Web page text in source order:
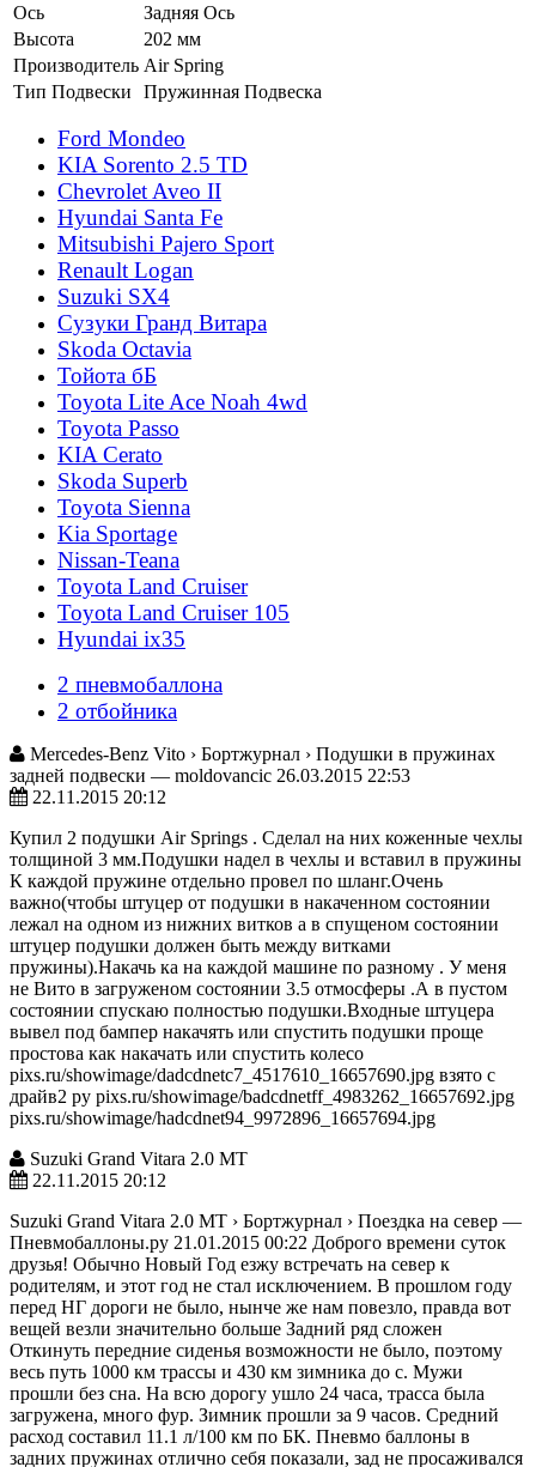
Ось
Задняя Ось
Высота
202 мм
Производитель Air Spring
Тип Подвески
Пружинная Подвеска
Ford Mondeo
KIA Sorento 2.5 TD
Chevrolet Aveo II
Hyundai Santa Fe
Mitsubishi Pajero Sport
Renault Logan
Suzuki SX4
Сузуки Гранд Витара
Skoda Octavia
Тойота бБ
Toyota Lite Ace Noah 4wd
Toyota Passo
KIA Cerato
Skoda Superb
Toyota Sienna
Kia Sportage
Nissan-Teana
Toyota Land Cruiser
Toyota Land Cruiser 105
Hyundai ix35
2 пневмобаллона
2 отбойника
Mercedes-Benz Vito › Бортжурнал › Подушки в пружинах
задней подвески — moldovancic 26.03.2015 22:53
22.11.2015 20:12
Купил 2 подушки Air Springs . Сделал на них коженные чехлы
толщиной 3 мм.Подушки надел в чехлы и вставил в пружины
К каждой пружине отдельно провел по шланг.Очень
важно(чтобы штуцер от подушки в накаченном состоянии
лежал на одном из нижних витков а в спущеном состоянии
штуцер подушки должен быть между витками
пружины).Накачь ка на каждой машине по разному . У меня
не Вито в загруженом состоянии 3.5 отмосферы .А в пустом
состоянии спускаю полностью подушки.Входные штуцера
вывел под бампер накачять или спустить подушки проще
простова как накачать или спустить колесо
pixs.ru/showimage/dadcdnetc7_4517610_16657690.jpg взято с
драйв2 ру pixs.ru/showimage/badcdnetff_4983262_16657692.jpg
pixs.ru/showimage/hadcdnet94_9972896_16657694.jpg
Suzuki Grand Vitara 2.0 МТ
22.11.2015 20:12
Suzuki Grand Vitara 2.0 МТ › Бортжурнал › Поездка на север —
Пневмобаллоны.ру 21.01.2015 00:22 Доброго времени суток
друзья! Обычно Новый Год езжу встречать на север к
родителям, и этот год не стал исключением. В прошлом году
перед НГ дороги не было, нынче же нам повезло, правда вот
вещей везли значительно больше Задний ряд сложен
Откинуть передние сиденья возможности не было, поэтому
весь путь 1000 км трассы и 430 км зимника до с. Мужи
прошли без сна. На всю дорогу ушло 24 часа, трасса была
загружена, много фур. Зимник прошли за 9 часов. Средний
расход составил 11.1 л/100 км по БК. Пневмо баллоны в
задних пружинах отлично себя показали, зад не просаживался